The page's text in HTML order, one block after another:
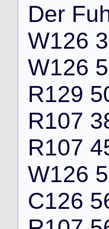
Der Fu
W126 3
W126 5
R129 5
R107 3
R107 4
W126 5
C126 5